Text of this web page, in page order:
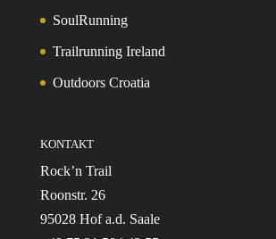
SoulRunning
Trailrunning Ireland
Outdoors Croatia
KONTAKT
Rock’n Trail
Roonstr. 26
95028 Hof a.d. Saale